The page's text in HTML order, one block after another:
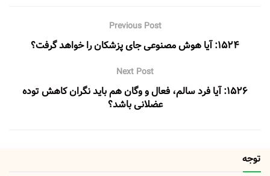
Previous Post
۱۵۲۴: آیا هوش مصنوعی جای پزشکان را خواهد گرفت؟
Next Post
۱۵۲۶: آیا فرد سالم، فعال و وگان هم باید نگران کاهش توده
عضلانی باشد؟
توجه